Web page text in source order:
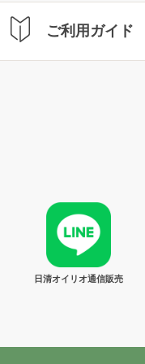
ご利用ガイド
日清オイリオ通信販売